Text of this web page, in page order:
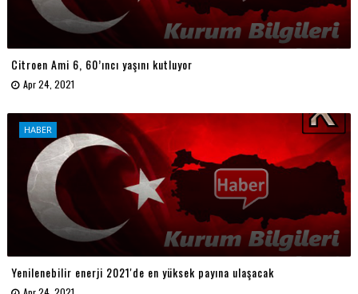
Citroen Ami 6, 60’ıncı yaşını kutluyor
Apr 24, 2021
HABER
Yenilenebilir enerji 2021'de en yüksek payına ulaşacak